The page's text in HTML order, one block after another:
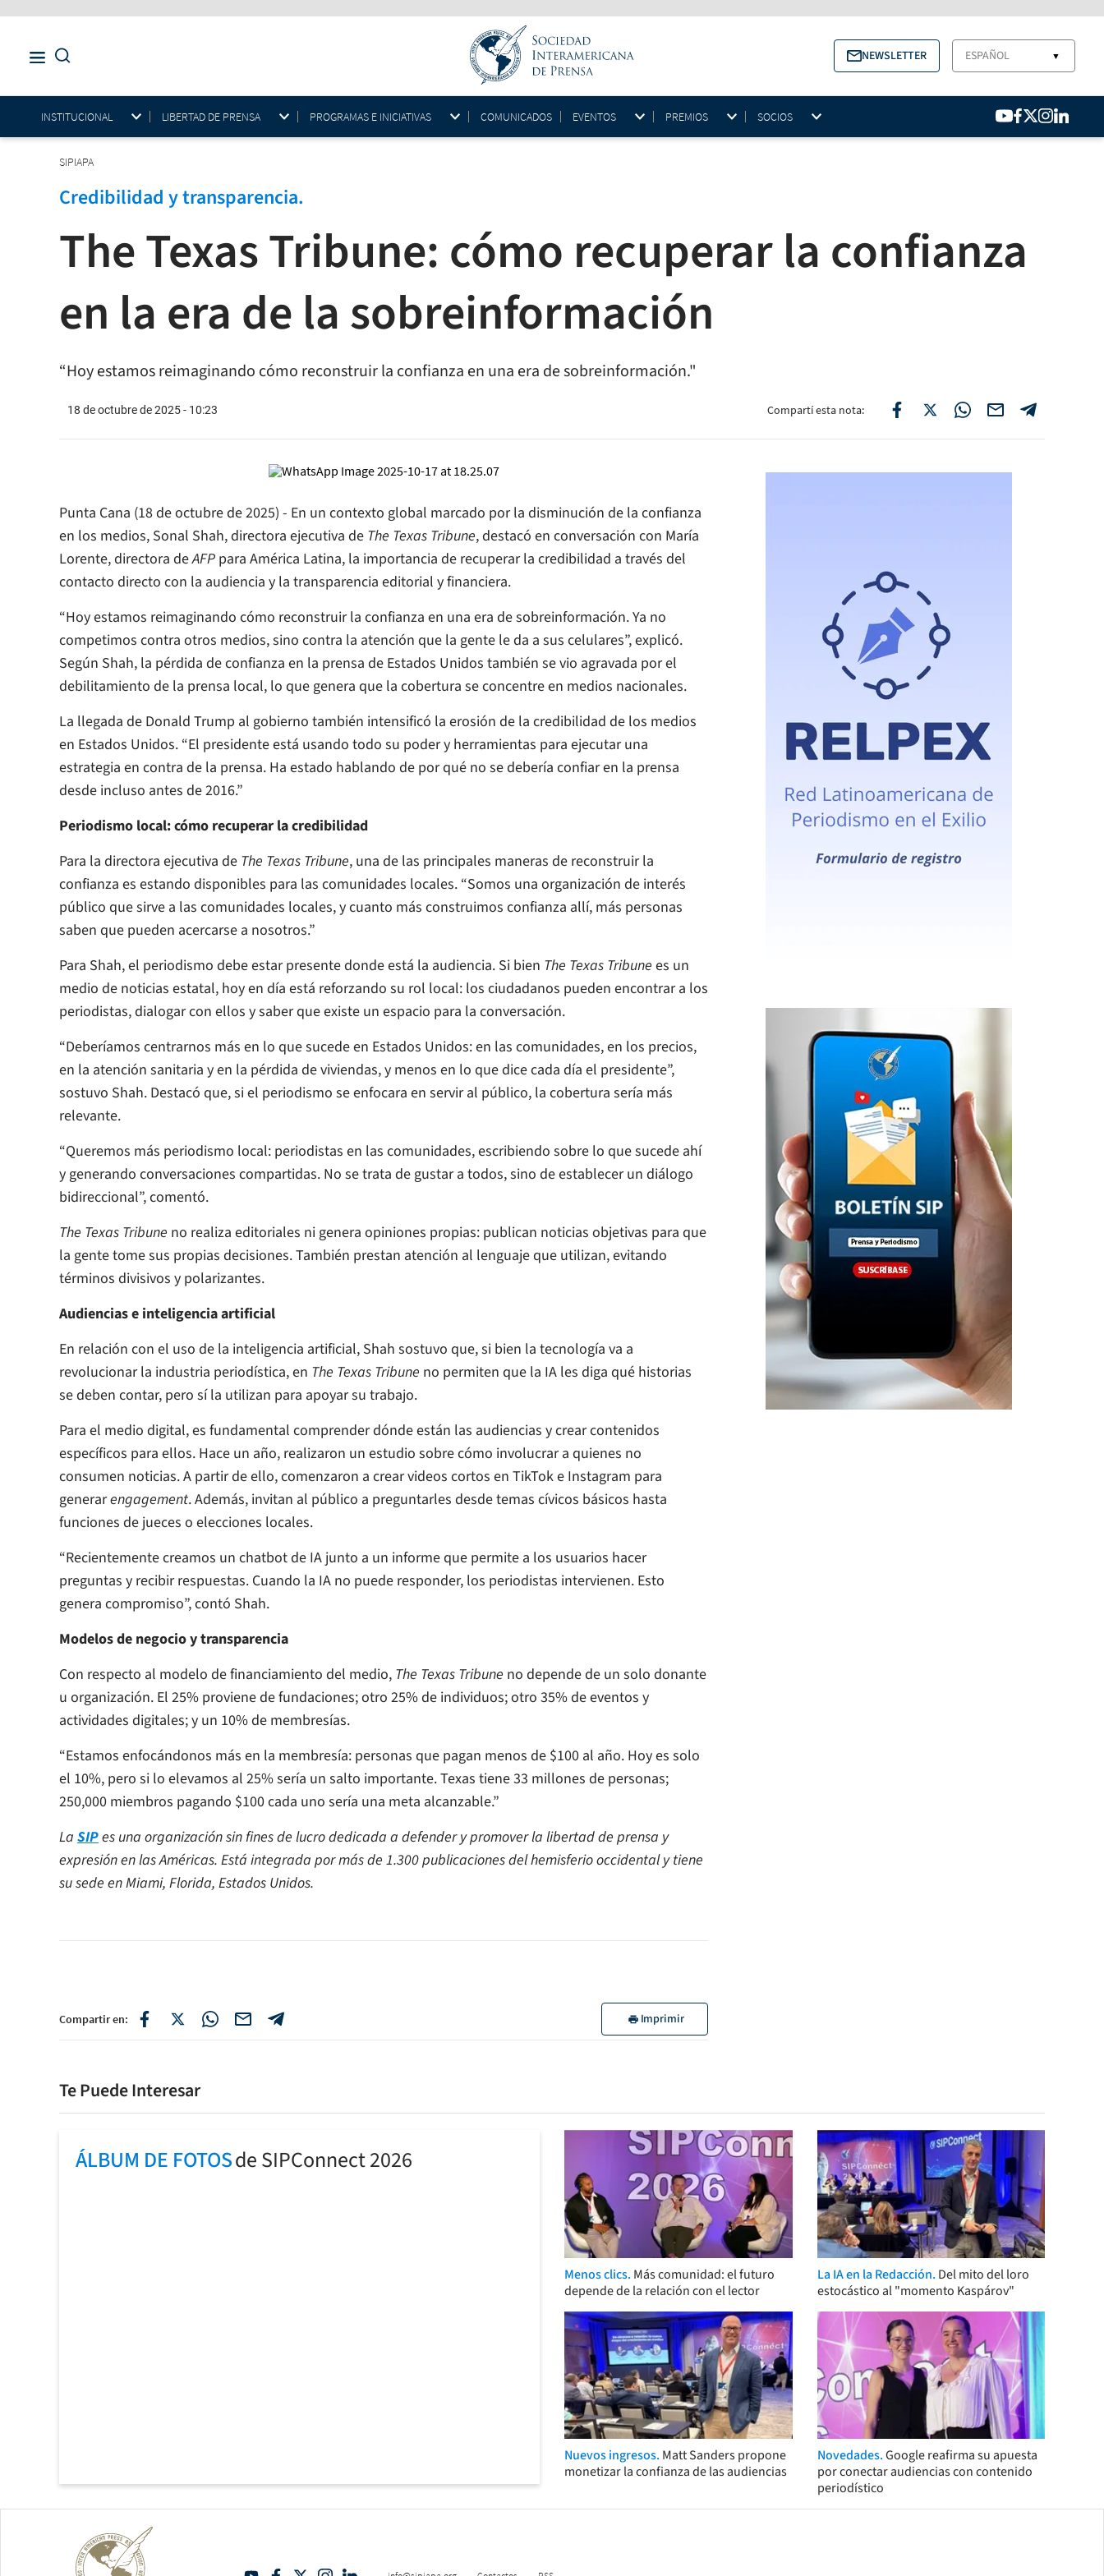
NEWSLETTER ESPAÑOL ▼
INSTITUCIONAL LIBERTAD DE PRENSA PROGRAMAS E INICIATIVAS COMUNICADOS EVENTOS PREMIOS SOCIOS
SIPIAPA
Credibilidad y transparencia.
The Texas Tribune: cómo recuperar la confianza
en la era de la sobreinformación
“Hoy estamos reimaginando cómo reconstruir la confianza en una era de sobreinformación."
18 de octubre de 2025 - 10:23 Compartí esta nota:
Punta Cana (18 de octubre de 2025) - En un contexto global marcado por la disminución de la confianza
en los medios, Sonal Shah, directora ejecutiva de The Texas Tribune, destacó en conversación con María
Lorente, directora deAFP para América Latina, la importancia de recuperar la credibilidad a través del
contacto directo con la audiencia y la transparencia editorial y financiera.
“Hoy estamos reimaginando cómo reconstruir la confianza en una era de sobreinformación. Ya no
competimos contra otros medios, sino contra la atención que la gente le da a sus celulares”, explicó.
Según Shah, la pérdida de confianza en la prensa de Estados Unidos también se vio agravada por el
debilitamiento de la prensa local, lo que genera que la cobertura se concentre en medios nacionales.
La llegada de Donald Trump al gobierno también intensificó la erosión de la credibilidad de los medios
en Estados Unidos. “El presidente está usando todo su poder y herramientas para ejecutar una
estrategia en contra de la prensa. Ha estado hablando de por qué no se debería confiar en la prensa
desde incluso antes de 2016.”
Periodismo local: cómo recuperar la credibilidad
Para la directora ejecutiva de The Texas Tribune, una de las principales maneras de reconstruir la
confianza es estando disponibles para las comunidades locales. “Somos una organización de interés
público que sirve a las comunidades locales, y cuanto más construimos confianza allí, más personas
saben que pueden acercarse a nosotros.”
Para Shah, el periodismo debe estar presente donde está la audiencia. Si bien The Texas Tribune es un
medio de noticias estatal, hoy en día está reforzando su rol local: los ciudadanos pueden encontrar a los
periodistas, dialogar con ellos y saber que existe un espacio para la conversación.
“Deberíamos centrarnos más en lo que sucede en Estados Unidos: en las comunidades, en los precios,
en la atención sanitaria y en la pérdida de viviendas, y menos en lo que dice cada día el presidente”,
sostuvo Shah. Destacó que, si el periodismo se enfocara en servir al público, la cobertura sería más
relevante.
“Queremos más periodismo local: periodistas en las comunidades, escribiendo sobre lo que sucede ahí
y generando conversaciones compartidas. No se trata de gustar a todos, sino de establecer un diálogo
bidireccional”, comentó.
The Texas Tribune no realiza editoriales ni genera opiniones propias: publican noticias objetivas para que
la gente tome sus propias decisiones. También prestan atención al lenguaje que utilizan, evitando
términos divisivos y polarizantes.
Audiencias e inteligencia artificial
En relación con el uso de la inteligencia artificial, Shah sostuvo que, si bien la tecnología va a
revolucionar la industria periodística, en The Texas Tribune no permiten que la IA les diga qué historias
se deben contar, pero sí la utilizan para apoyar su trabajo.
Para el medio digital, es fundamental comprender dónde están las audiencias y crear contenidos
específicos para ellos. Hace un año, realizaron un estudio sobre cómo involucrar a quienes no
consumen noticias. A partir de ello, comenzaron a crear videos cortos en TikTok e Instagram para
generarengagement. Además, invitan al público a preguntarles desde temas cívicos básicos hasta
funciones de jueces o elecciones locales.
“Recientemente creamos un chatbot de IA junto a un informe que permite a los usuarios hacer
preguntas y recibir respuestas. Cuando la IA no puede responder, los periodistas intervienen. Esto
genera compromiso”, contó Shah.
Modelos de negocio y transparencia
Con respecto al modelo de financiamiento del medio, The Texas Tribune no depende de un solo donante
u organización. El 25% proviene de fundaciones; otro 25% de individuos; otro 35% de eventos y
actividades digitales; y un 10% de membresías.
“Estamos enfocándonos más en la membresía: personas que pagan menos de $100 al año. Hoy es solo
el 10%, pero si lo elevamos al 25% sería un salto importante. Texas tiene 33 millones de personas;
250,000 miembros pagando $100 cada uno sería una meta alcanzable.”
La SIPes una organización sin fines de lucro dedicada a defender y promover la libertad de prensa y
expresión en las Américas. Está integrada por más de 1.300 publicaciones del hemisferio occidental y tiene
su sede en Miami, Florida, Estados Unidos.
Compartir en: Imprimir
Te Puede Interesar
ÁLBUM DE FOTOSde SIPConnect 2026
Menos clics. Más comunidad: el futuro
depende de la relación con el lector
La IA en la Redacción. Del mito del loro
estocástico al "momento Kaspárov"
Nuevos ingresos. Matt Sanders propone
monetizar la confianza de las audiencias
Novedades.Google reafirma su apuesta
por conectar audiencias con contenido
periodístico